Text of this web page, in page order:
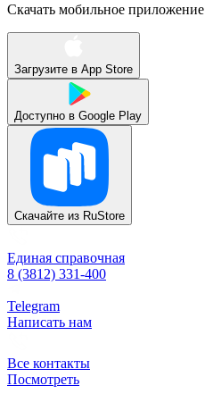
Скачать мобильное приложение
Загрузите в App Store
Доступно в Google Play
Скачайте из RuStore
Единая справочная
8 (3812) 331-400
Telegram
Написать нам
Все контакты
Посмотреть